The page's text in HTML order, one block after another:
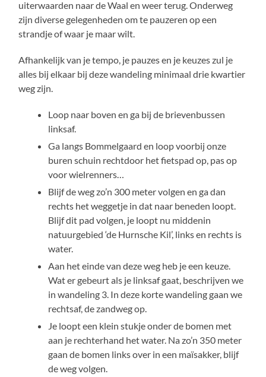
uiterwaarden naar de Waal en weer terug. Onderweg
zijn diverse gelegenheden om te pauzeren op een
strandje of waar je maar wilt.
Afhankelijk van je tempo, je pauzes en je keuzes zul je
alles bij elkaar bij deze wandeling minimaal drie kwartier
weg zijn.
Loop naar boven en ga bij de brievenbussen
linksaf.
Ga langs Bommelgaard en loop voorbij onze
buren schuin rechtdoor het fietspad op, pas op
voor wielrenners…
Blijf de weg zo’n 300 meter volgen en ga dan
rechts het weggetje in dat naar beneden loopt.
Blijf dit pad volgen, je loopt nu middenin
natuurgebied ‘de Hurnsche Kil’, links en rechts is
water.
Aan het einde van deze weg heb je een keuze.
Wat er gebeurt als je linksaf gaat, beschrijven we
in wandeling 3. In deze korte wandeling gaan we
rechtsaf, de zandweg op.
Je loopt een klein stukje onder de bomen met
aan je rechterhand het water. Na zo’n 350 meter
gaan de bomen links over in een maïsakker, blijf
de weg volgen.